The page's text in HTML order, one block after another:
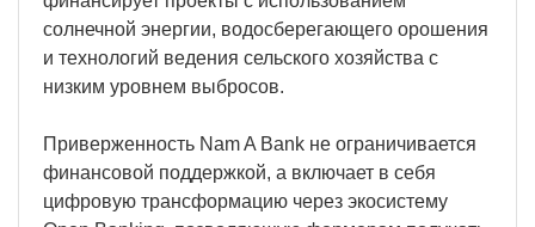
солнечной энергии, водосберегающего орошения
и технологий ведения сельского хозяйства с
низким уровнем выбросов.
Приверженность Nam A Bank не ограничивается
финансовой поддержкой, а включает в себя
цифровую трансформацию через экосистему